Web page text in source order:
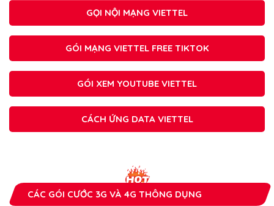
GỌI NỘI MẠNG VIETTEL
GÓI MẠNG VIETTEL FREE TIKTOK
GÓI XEM YOUTUBE VIETTEL
CÁCH ỨNG DATA VIETTEL
CÁC GÓI CƯỚC 3G VÀ 4G THÔNG DỤNG